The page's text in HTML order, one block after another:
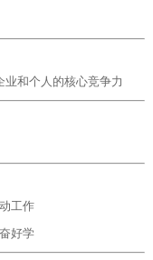
和个人的核心竞争力
工作
好学